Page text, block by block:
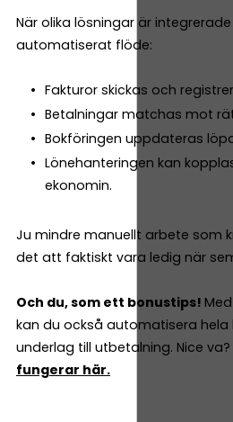
När olika lösningar är
automatiserat flöde:
Fakturor skickas och
Betalningar matchas mot
Bokföringen uppdateras
Lönehanteringen kan
ekonomin.
Ju mindre manuellt arbete som
det att faktiskt vara ledig när
Och du, som ett bonustips!
kan du också automatisera hela
underlag till utbetalning. Nice va?
fungerar här.